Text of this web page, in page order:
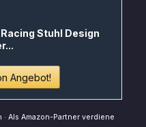
Stuhl Design
Angebot!
Als Amazon-Partner verdiene